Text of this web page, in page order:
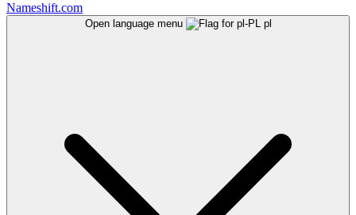
Nameshift.com
Open language menu pl